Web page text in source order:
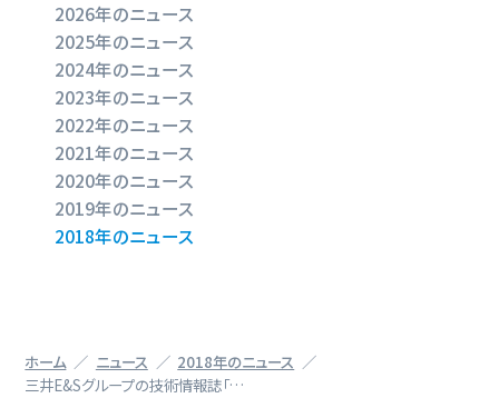
2026年のニュース
2025年のニュース
2024年のニュース
2023年のニュース
2022年のニュース
2021年のニュース
2020年のニュース
2019年のニュース
2018年のニュース
ホーム ニュース
2018年のニュース
三井E&Sグループの技術情報誌「…